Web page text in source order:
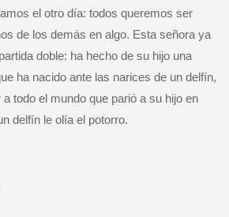
el otro día: todos queremos ser
de los demás en algo. Esta señora ya
doble: ha hecho de su hijo una
ha nacido ante las narices de un delfín,
todo el mundo que parió a su hijo en
delfín le olía el potorro.